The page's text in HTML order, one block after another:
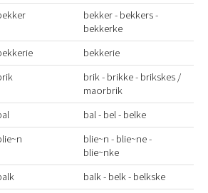
bekker - bekkers -
bekkerke
bekkerie
brik - brikke - brikskes /
maorbrik
bal - bel - belke
blie~n - blie~ne -
blie~nke
balk - belk - belkske